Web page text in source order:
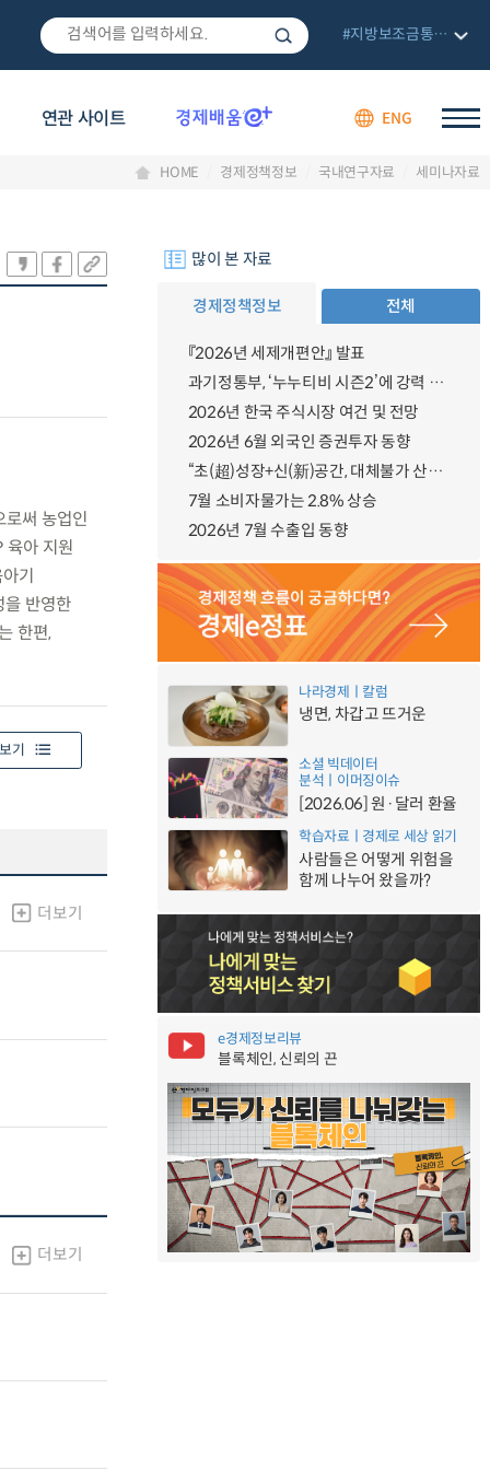
연관 사이트 ENG
#지방보조금통합관리망
HOME 경제정책정보 국내연구자료 세미나자료
로써 농업인
육아 지원
기
을 반영한
한편,
기
더보기
더보기
많이 본 자료
경제정책정보 전체
『2026년 세제개편안』 발표
과기정통부, ‘누누티비 시즌2’에 강력 대응 의지 밝혀
2026년 한국 주식시장 여건 및 전망
2026년 6월 외국인 증권투자 동향
“초(超)성장+신(新)공간, 대체불가 산업강국”
7월 소비자물가는 2.8% 상승
2026년 7월 수출입 동향
나라경제ㅣ칼럼
냉면, 차갑고 뜨거운
소셜 빅데이터
분석ㅣ이머징이슈
[2026.06] 원·달러 환율
학습자료ㅣ경제로 세상 읽기
사람들은 어떻게 위험을
함께 나누어 왔을까?
e경제정보리뷰
블록체인, 신뢰의 끈